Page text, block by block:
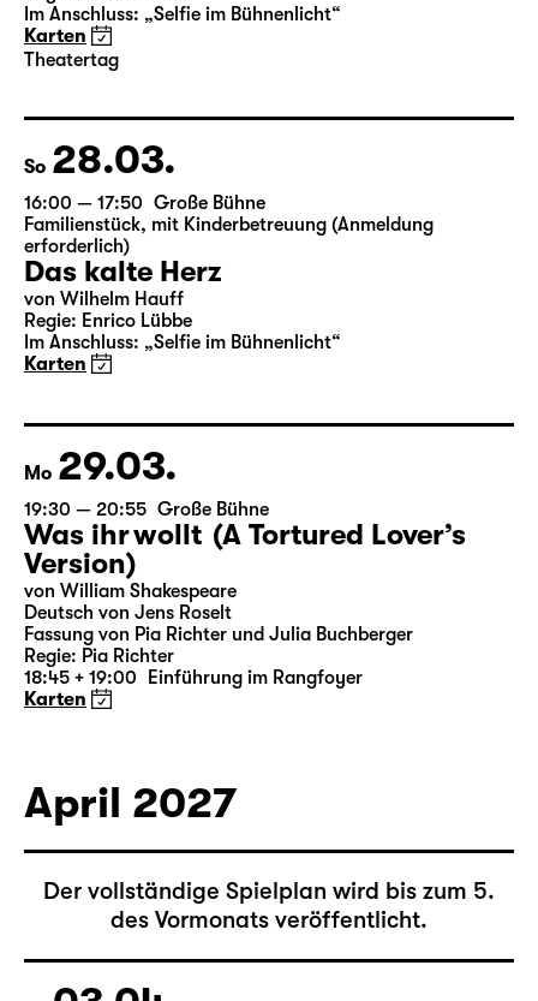
Im Anschluss: „Selfie im Bühnenlicht“
Karten
Theatertag
So 28.03.
16:00 — 17:50 Große Bühne
Familienstück, mit Kinderbetreuung (Anmeldung
erforderlich)
Das kalte Herz
von Wilhelm Hauff
Regie: Enrico Lübbe
Im Anschluss: „Selfie im Bühnenlicht“
Karten
Mo 29.03.
19:30 — 20:55 Große Bühne
Was ihr wollt (A Tortured Lover’s
Version)
von William Shakespeare
Deutsch von Jens Roselt
Fassung von Pia Richter und Julia Buchberger
Regie: Pia Richter
18:45 + 19:00
Einführung im Rangfoyer
Karten
April 2027
Der vollständige Spielplan wird bis zum 5.
des Vormonats veröffentlicht.